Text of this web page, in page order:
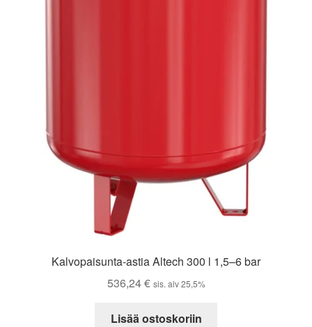
Kalvopaisunta-astia Altech 300 l 1,5–6 bar
536,24€ sis. alv 25,5%
Lisää ostoskoriin